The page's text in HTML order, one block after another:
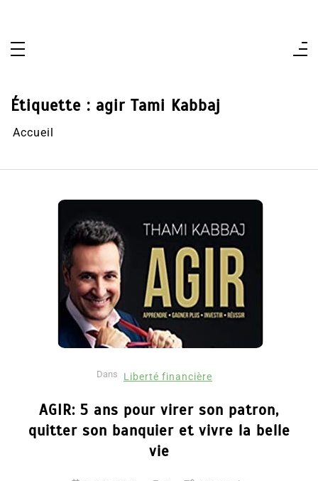
Étiquette : agir Tami Kabbaj
Accueil
Dans Liberté financière
AGIR: 5 ans pour virer son patron,
quitter son banquier et vivre la belle
vie